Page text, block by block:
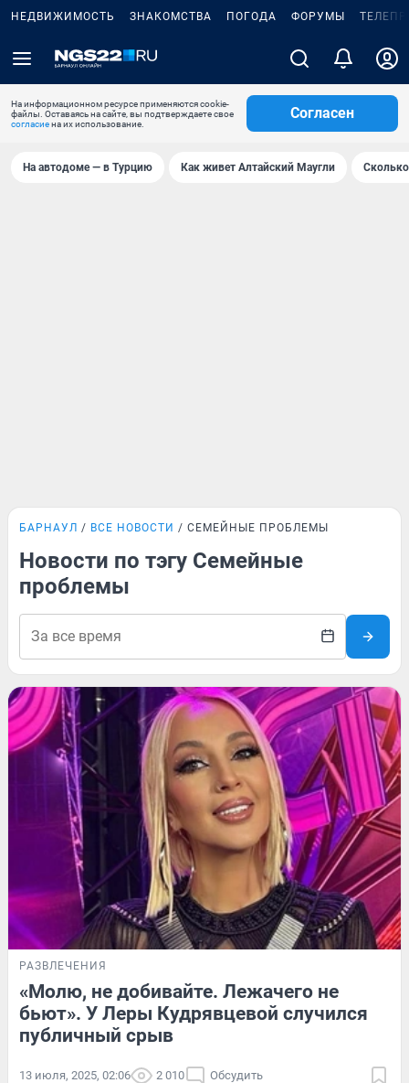
НЕДВИЖИМОСТЬ ЗНАКОМСТВА ПОГОДА ФОРУМЫ
На информационном ресурсе применяются cookie-
файлы. Оставаясь на сайте, вы подтверждаете свое
согласиена их использование.
Согласен
На автодоме — в Турцию Как живет Алтайский Маугли
БАРНАУЛ ВСЕ НОВОСТИ СЕМЕЙНЫЕ ПРОБЛЕМЫ
Новости по тэгу Семейные
проблемы
РАЗВЛЕЧЕНИЯ
«Молю, не добивайте. Лежачего не
бьют». У Леры Кудрявцевой случился
публичный срыв
13 июля, 2025, 02:06 2 010 Обсудить